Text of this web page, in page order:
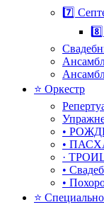
7️⃣
⭐ Оркестр
•
•
·
•
•
⭐